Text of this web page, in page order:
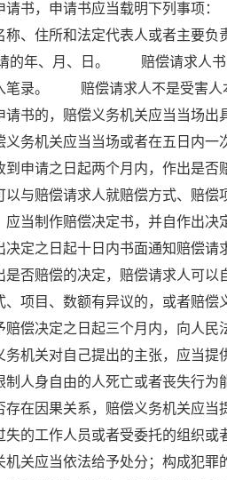
请书，申请书应当载明下列事
称、住所和法定代表人或者主
、月、日。 赔偿请求人书写
笔录。 赔偿请求人不是受害
请书的，赔偿义务机关应当当场
义务机关应当当场或者在五日
到申请之日起两个月内，作出是
以与赔偿请求人就赔偿方式、
应当制作赔偿决定书，并自作
决定之日起十日内书面通知赔
是否赔偿的决定，赔偿请求人
、项目、数额有异议的，或者赔
赔偿决定之日起三个月内，向
务机关对自己提出的主张，应
制人身自由的人死亡或者丧失行
存在因果关系，赔偿义务机关
失的工作人员或者受委托的组
机关应当依法给予处分；构成犯